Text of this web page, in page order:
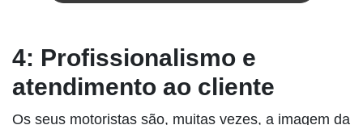
4: Profissionalismo e
atendimento ao cliente
Os seus motoristas são, muitas vezes, a imagem da